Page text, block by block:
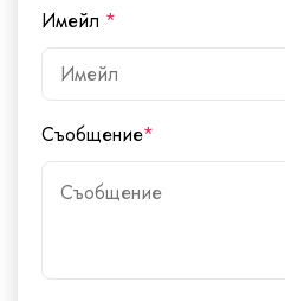
Имейл *
Съобщение*